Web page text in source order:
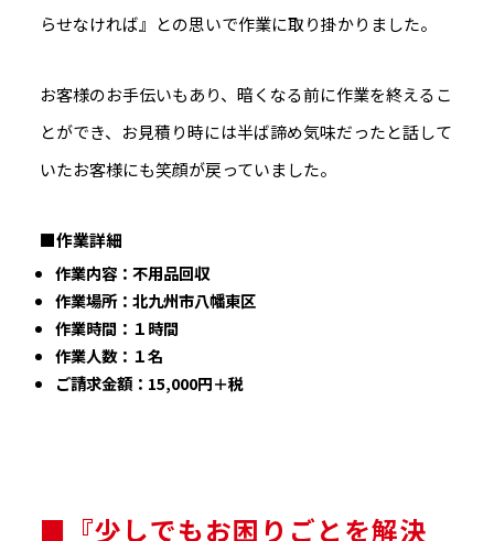
らせなければ』との思いで作業に取り掛かりました。
お客様のお手伝いもあり、暗くなる前に作業を終えるこ
とができ、お見積り時には半ば諦め気味だったと話して
いたお客様にも笑顔が戻っていました。
■作業詳細
作業内容：不用品回収
作業場所：北九州市八幡東区
作業時間：１時間
作業人数：１名
ご請求金額：15,000円＋税
■『少しでもお困りごとを解決